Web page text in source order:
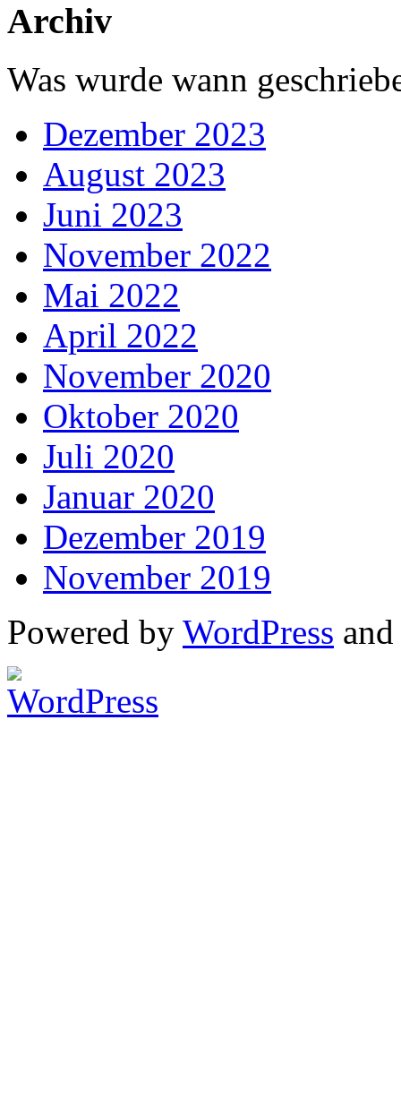
Archiv
Was wurde wann
Dezember 2023
August 2023
Juni 2023
November 2022
Mai 2022
April 2022
November 2020
Oktober 2020
Juli 2020
Januar 2020
Dezember 2019
November 2019
Powered by WordPress